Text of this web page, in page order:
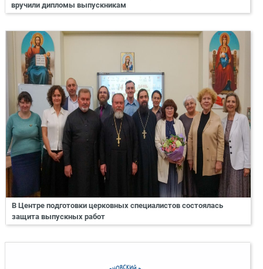
вручили дипломы выпускникам
В Центре подготовки церковных специалистов состоялась
защита выпускных работ